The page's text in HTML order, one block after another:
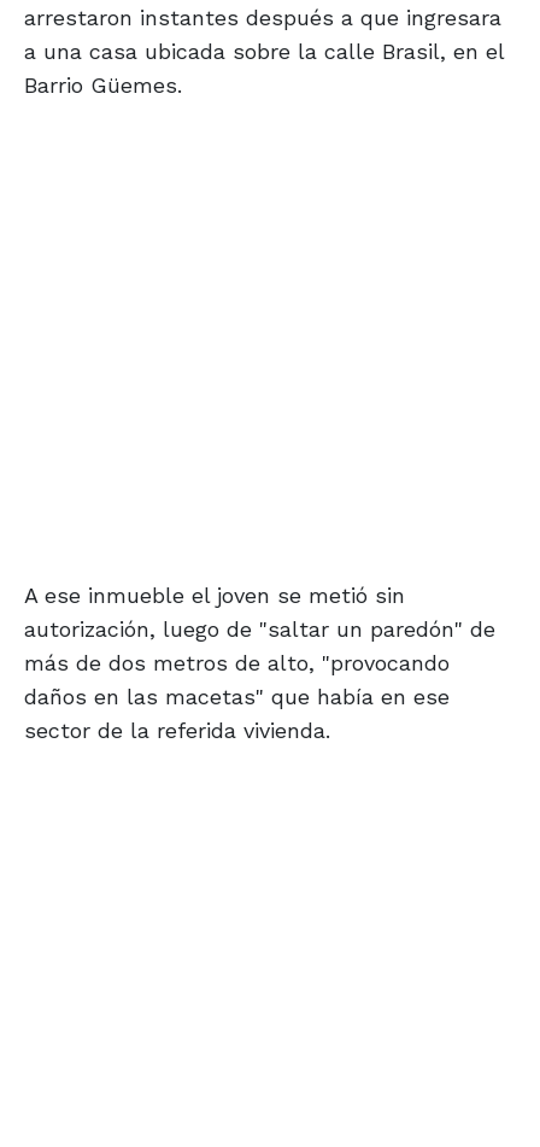
arrestaron instantes después a que ingresara
a una casa ubicada sobre la calle Brasil, en el
Barrio Güemes.
A ese inmueble el joven se metió sin
autorización, luego de "saltar un paredón" de
más de dos metros de alto, "provocando
daños en las macetas" que había en ese
sector de la referida vivienda.